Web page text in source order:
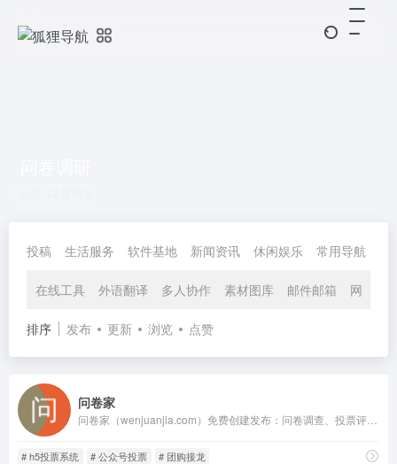
投稿 生活服务 软件基地 新闻资讯 休闲娱乐 常用导航
在线工具 外语翻译 多人协作 素材图库 邮件邮箱 网盘快
排序 发布 更新 浏览 点赞
问卷家
# h5投票系统 # 公众号投票 # 团购接龙